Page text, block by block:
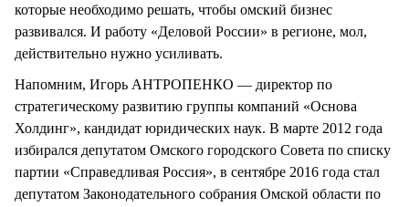
которые необходимо решать, чтобы омский бизнес
развивался. И работу «Деловой России» в регионе, мол,
действительно нужно усиливать.
Напомним, Игорь АНТРОПЕНКО — директор по
стратегическому развитию группы компаний «Основа
Холдинг», кандидат юридических наук. В марте 2012 года
избирался депутатом Омского городского Совета по списку
партии «Справедливая Россия», в сентябре 2016 года стал
депутатом Законодательного собрания Омской области по